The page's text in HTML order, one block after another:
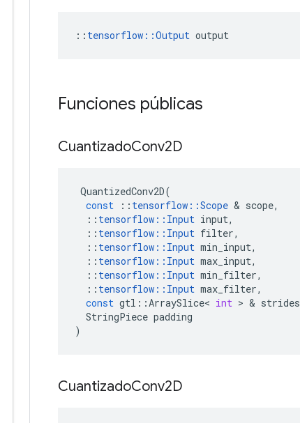
:: tensorflow::Output output
Funciones públicas
CuantizadoConv2D
QuantizedConv2D(
const
:: tensorflow ::Scope & scope,
:: tensorflow :: Input input,
:: tensorflow :: Input filter,
:: tensorflow :: Input min_input,
:: tensorflow :: Input max_input,
:: tensorflow :: Input min_filter,
:: tensorflow :: Input max_filter,
const gtl ::ArraySlice< int > & strides
StringPiece padding
)
CuantizadoConv2D